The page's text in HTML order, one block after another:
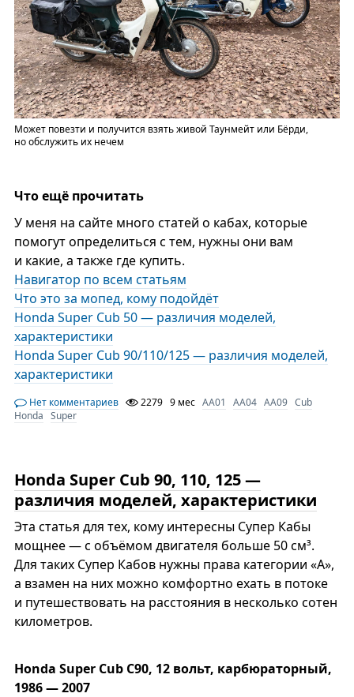
Может повезти и получится взять живой Таунмейт или Бёрди,
но обслужить их нечем
Что ещё прочитать
У меня на сайте много статей о кабах, которые
помогут определиться с тем, нужны они вам
и какие, а также где купить.
Навигатор по всем статьям
Что это за мопед, кому подойдёт
Honda Super Cub 50 — различия моделей,
характеристики
Honda Super Cub 90/110/125 — различия моделей,
характеристики
Нет комментариев 2279 9 мес AA01 AA04 AA09 Cub
Honda Super
Honda Super Cub 90, 110, 125 —
различия моделей, характеристики
Эта статья для тех, кому интересны Супер Кабы
мощнее — с объёмом двигателя больше 50 см³.
Для таких Супер Кабов нужны права категории «А»,
а взамен на них можно комфортно ехать в потоке
и путешествовать на расстояния в несколько сотен
километров.
Honda Super Cub C90, 12 вольт, карбюраторный,
1986 — 2007